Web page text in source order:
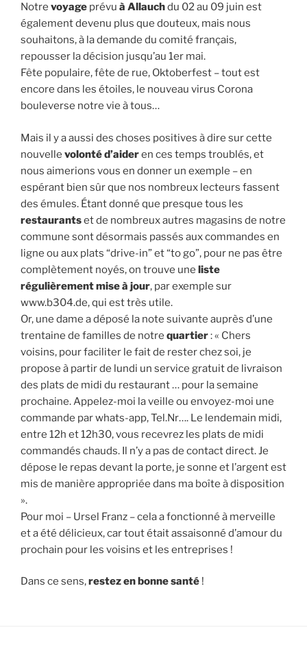
Notre voyage prévu à Allauchdu 02 au 09 juin est
également devenu plus que douteux, mais nous
souhaitons, à la demande du comité français,
repousser la décision jusqu’au 1er mai.
Fête populaire, fête de rue, Oktoberfest – tout est
encore dans les étoiles, le nouveau virus Corona
bouleverse notre vie à tous…
Mais il y a aussi des choses positives à dire sur cette
nouvelle volonté d’aideren ces temps troublés, et
nous aimerions vous en donner un exemple – en
espérant bien sûr que nos nombreux lecteurs fassent
des émules. Étant donné que presque tous les
restaurantset de nombreux autres magasins de notre
commune sont désormais passés aux commandes en
ligne ou aux plats “drive-in” et “to go”, pour ne pas être
complètement noyés, on trouve une liste
régulièrement mise à jour, par exemple sur
www.b304.de, qui est très utile.
Or, une dame a déposé la note suivante auprès d’une
trentaine de familles de notre quartier: « Chers
voisins, pour faciliter le fait de rester chez soi, je
propose à partir de lundi un service gratuit de livraison
des plats de midi du restaurant … pour la semaine
prochaine. Appelez-moi la veille ou envoyez-moi une
commande par whats-app, Tel.Nr…. Le lendemain midi,
entre 12h et 12h30, vous recevrez les plats de midi
commandés chauds. Il n’y a pas de contact direct. Je
dépose le repas devant la porte, je sonne et l’argent est
mis de manière appropriée dans ma boîte à disposition
».
Pour moi – Ursel Franz – cela a fonctionné à merveille
et a été délicieux, car tout était assaisonné d’amour du
prochain pour les voisins et les entreprises !
Dans ce sens,restez en bonne santé !